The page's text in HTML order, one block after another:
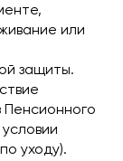
или
защиты.
Пенсионного
уходу).